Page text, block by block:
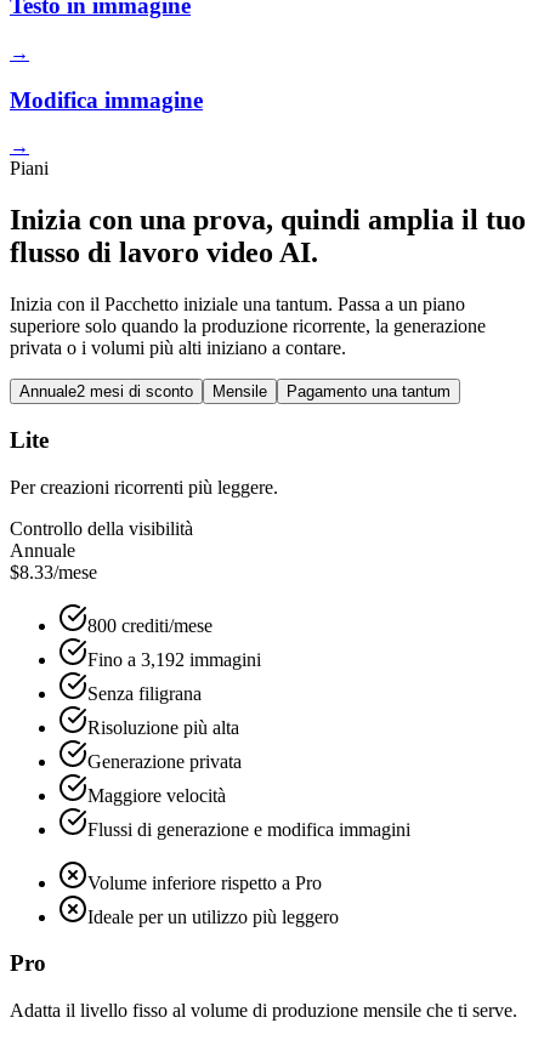
Testo in immagine
→
Modifica immagine
→
Piani
Inizia con una prova, quindi amplia il tuo
flusso di lavoro video AI.
Inizia con il Pacchetto iniziale una tantum. Passa a un piano
superiore solo quando la produzione ricorrente, la generazione
privata o i volumi più alti iniziano a contare.
Annuale2 mesi di sconto Mensile Pagamento una tantum
Lite
Per creazioni ricorrenti più leggere.
Controllo della visibilità
Annuale
$8.33/mese
800 crediti/mese
Fino a 3,192 immagini
Senza filigrana
Risoluzione più alta
Generazione privata
Maggiore velocità
Flussi di generazione e modifica immagini
Volume inferiore rispetto a Pro
Ideale per un utilizzo più leggero
Pro
Adatta il livello fisso al volume di produzione mensile che ti serve.